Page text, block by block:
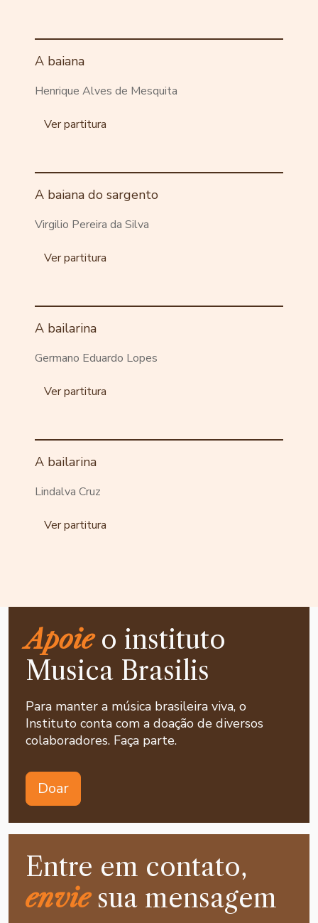
A baiana
Henrique Alves de Mesquita
Ver partitura
A baiana do sargento
Virgilio Pereira da Silva
Ver partitura
A bailarina
Germano Eduardo Lopes
Ver partitura
A bailarina
Lindalva Cruz
Ver partitura
Apoieo instituto
Musica Brasilis
Para manter a música brasileira viva, o
Instituto conta com a doação de diversos
colaboradores. Faça parte.
Doar
Entre em contato,
enviesua mensagem